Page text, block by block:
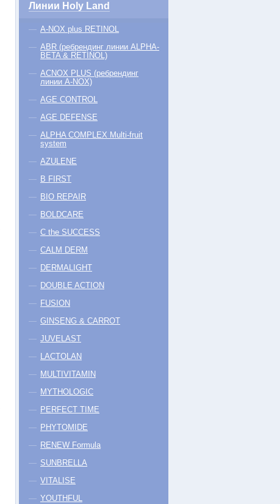
Линии Holy Land
A-NOX plus RETINOL
ABR (ребрендинг линии ALPHA-
BETA & RETINOL)
ACNOX PLUS (ребрендинг
линии A-NOX)
AGE CONTROL
AGE DEFENSE
ALPHA COMPLEX Multi-fruit
system
AZULENE
B FIRST
BIO REPAIR
BOLDCARE
C the SUCCESS
CALM DERM
DERMALIGHT
DOUBLE ACTION
FUSION
GINSENG & CARROT
JUVELAST
LACTOLAN
MULTIVITAMIN
MYTHOLOGIC
PERFECT TIME
PHYTOMIDE
RENEW Formula
SUNBRELLA
VITALISE
YOUTHFUL